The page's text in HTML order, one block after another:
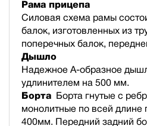
Рама прицепа
Силовая схема рамы
балок, изготовленных из
поперечных балок,
Дышло
Надежное А-образное
удлинителем на 500 мм.
Борта Борта гнутые с
монолитные по всей длине
400мм. Передний задний